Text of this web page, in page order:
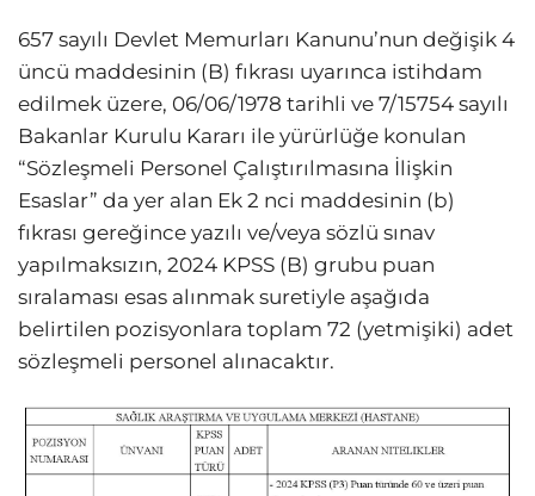
657 sayılı Devlet Memurları Kanunu’nun değişik 4
üncü maddesinin (B) fıkrası uyarınca istihdam
edilmek üzere, 06/06/1978 tarihli ve 7/15754 sayılı
Bakanlar Kurulu Kararı ile yürürlüğe konulan
“Sözleşmeli Personel Çalıştırılmasına İlişkin
Esaslar” da yer alan Ek 2 nci maddesinin (b)
fıkrası gereğince yazılı ve/veya sözlü sınav
yapılmaksızın, 2024 KPSS (B) grubu puan
sıralaması esas alınmak suretiyle aşağıda
belirtilen pozisyonlara toplam 72 (yetmişiki) adet
sözleşmeli personel alınacaktır.